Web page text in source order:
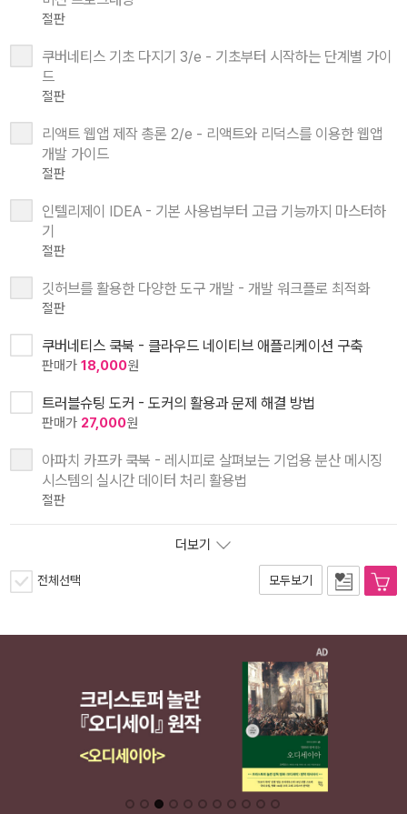
절판
쿠버네티스 기초 다지기 3/e - 기초부터 시작하는 단계별 가이
드
절판
리액트 웹앱 제작 총론 2/e - 리액트와 리덕스를 이용한 웹앱
개발 가이드
절판
인텔리제이 IDEA - 기본 사용법부터 고급 기능까지 마스터하
기
절판
깃허브를 활용한 다양한 도구 개발 - 개발 워크플로 최적화
절판
쿠버네티스 쿡북 - 클라우드 네이티브 애플리케이션 구축
판매가 18,000원
트러블슈팅 도커 - 도커의 활용과 문제 해결 방법
판매가 27,000원
아파치 카프카 쿡북 - 레시피로 살펴보는 기업용 분산 메시징
시스템의 실시간 데이터 처리 활용법
절판
더보기
전체선택 모두보기